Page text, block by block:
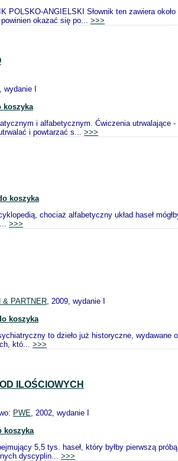
POLSKO-ANGIELSKI Słownik ten zawiera
okazać się po... >>>
wydanie I
koszyka
i alfabetycznym. Ćwiczenia
i powtarzać s... >>>
koszyka
chociaż alfabetyczny układ haseł
>>>
& PARTNER, 2009, wydanie I
koszyka
to dzieło już historyczne, wydawane
któ... >>>
ILOŚCIOWYCH
PWE, 2002, wydanie I
koszyka
5,5 tys. haseł, który byłby pierwszą
dyscyplin... >>>